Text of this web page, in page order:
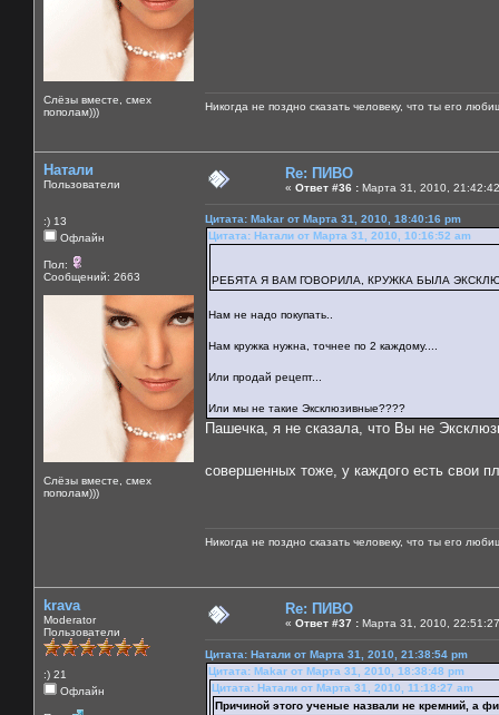
Слёзы вместе, смех
пополам)))
Никогда не поздно сказать человеку, что ты его
Натали
Пользователи
:) 13
Офлайн
Пол:
Сообщений: 2663
Слёзы вместе, смех
пополам)))
Re: ПИВО
« Ответ #36 : Марта 31, 2010,
Цитата: Makar от Марта 31, 2010, 18:40:16 pm
Цитата: Натали от Марта 31, 2010, 10:16:52 am
РЕБЯТА Я ВАМ ГОВОРИЛА, КРУЖКА БЫЛА
Нам не надо покупать..
Нам кружка нужна, точнее по 2 каждому....
Или продай рецепт...
Или мы не такие Эксклюзивные????
Пашечка, я не сказала, что Вы не
совершенных тоже, у каждого есть свои
Никогда не поздно сказать человеку, что ты его
krava
Moderator
Пользователи
:) 21
Офлайн
Re: ПИВО
« Ответ #37 : Марта 31, 2010,
Цитата: Натали от Марта 31, 2010, 21:38:54 pm
Цитата: Makar от Марта 31, 2010, 18:38:48 pm
Цитата: Натали от Марта 31, 2010, 11:18:27 am
Причиной этого ученые назвали не кремний, а